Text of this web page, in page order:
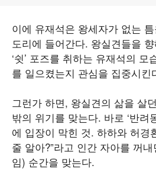
이에 유재석은 왕세자가 없는
도리에 들어간다. 왕실견들을
‘쉿’ 포즈를 취하는 유재석의 모
를 일으켰는지 관심을 집중시킨
그런가 하면, 왕실견의 삶을 살
밖의 위기를 맞는다. 바로 ‘반려
에 입장이 막힌 것. 하하와 허경
줄 알아?”라고 인간 자아를 꺼
임) 순간을 맞는다.